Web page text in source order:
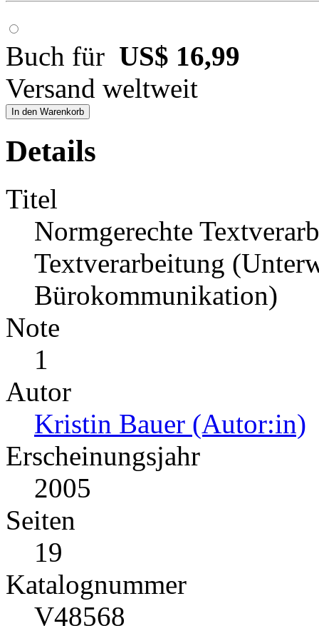
Buch für US$ 16,99
Versand weltweit
In den Warenkorb
Details
Titel
Normgerechte
Textverarbeitung
Bürokommunikation)
Note
1
Autor
Kristin Bauer (Autor:in)
Erscheinungsjahr
2005
Seiten
19
Katalognummer
V48568